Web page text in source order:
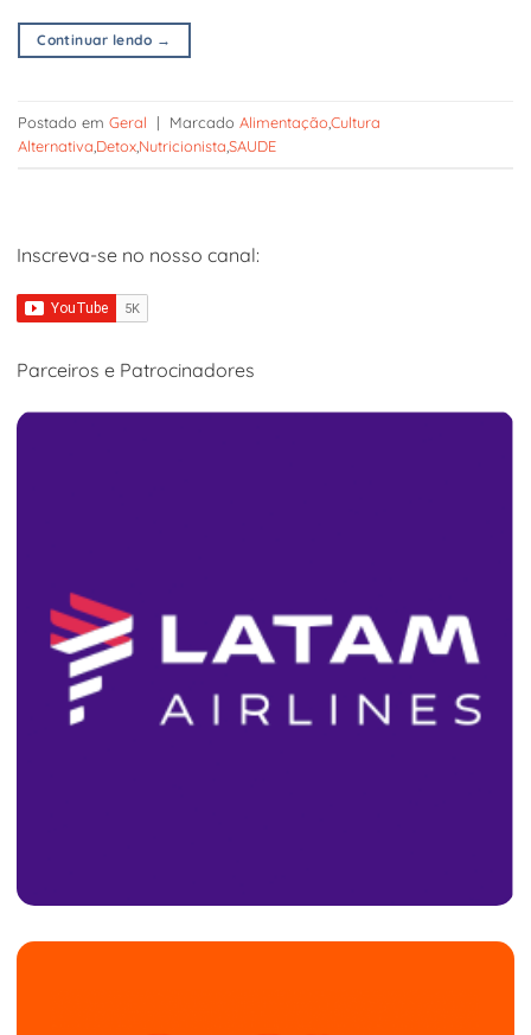
Continuar lendo →
Postado em Geral | Marcado AlimentaçãoCultura
Alternativa DetoxNutricionistaSAUDE
Inscreva-se no nosso canal:
Parceiros e Patrocinadores